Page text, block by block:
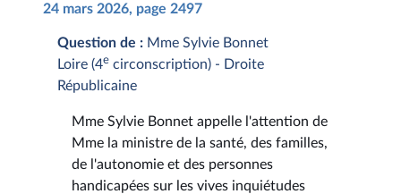
24 mars 2026, page 2497
Question de : Mme Sylvie Bonnet
Loire (4e circonscription) - Droite
Républicaine
Mme Sylvie Bonnet appelle l'attention de
Mme la ministre de la santé, des familles,
de l'autonomie et des personnes
handicapées sur les vives inquiétudes